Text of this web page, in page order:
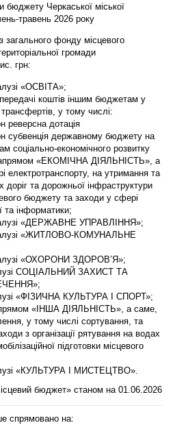
бюджету Черкаської міської
травень 2026 року
загального фонду місцевого
громади
грн:
«ОСВІТА»;
коштів іншим бюджетам у
у тому числі:
реверсна дотація
субвенція державному бюджету на
соціально-економічного розвитку
«ЕКОМІЧНА ДІЯЛЬНІСТЬ», а
електротранспорту, на утримання та
доріг та дорожньої інфраструктури
бюджету та заходи у сфері
та інформатики;
«ДЕРЖАВНЕ УПРАВЛІННЯ»;
«ЖИТЛОВО-КОМУНАЛЬНЕ
«ОХОРОНИ ЗДОРОВ’Я»;
СОЦІАЛЬНИЙ ЗАХИСТ ТА
«ФІЗИЧНА КУЛЬТУРА І СПОРТ»;
«ІНША ДІЯЛЬНІСТЬ», а саме,
у тому числі сортування, та
з організації рятування на водах
підготовки місцевого
«КУЛЬТУРА І МИСТЕЦТВО».
бюджет» станом на 01.06.2026
спрямовано на: